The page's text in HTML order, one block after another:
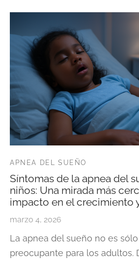
APNEA DEL SUEÑO
Síntomas de la apnea del
niños: Una mirada más
impacto en el crecimiento
marzo 4, 2026
La apnea del sueño no es
preocupante para los adultos.